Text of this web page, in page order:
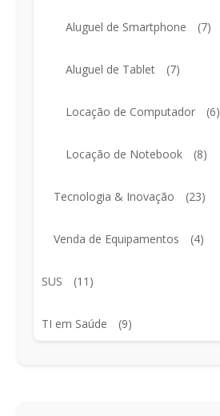
Aluguel de Smartphone (7)
Aluguel de Tablet (7)
Locação de Computador (6)
Locação de Notebook (8)
Tecnologia & Inovação (23)
Venda de Equipamentos (4)
SUS (11)
TI em Saúde (9)